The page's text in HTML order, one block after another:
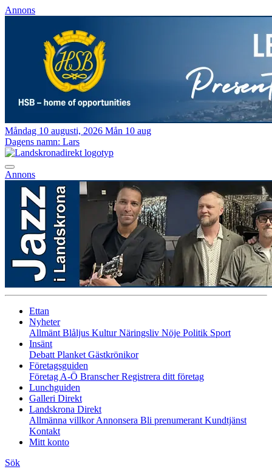
Annons
Måndag 10 augusti, 2026 Mån 10 aug
Dagens namn: Lars
Annons
Ettan
Nyheter
Allmänt Blåljus KulturNäringsliv Nöje Politik Sport
Insänt
Debatt Planket Gästkrönikor
Företagsguiden
Företag A-Ö BranscherRegistrera ditt företag
Lunchguiden
Galleri Direkt
Landskrona Direkt
Allmänna villkorAnnonsera Bli prenumerant Kundtjänst
Kontakt
Mitt konto
Sök